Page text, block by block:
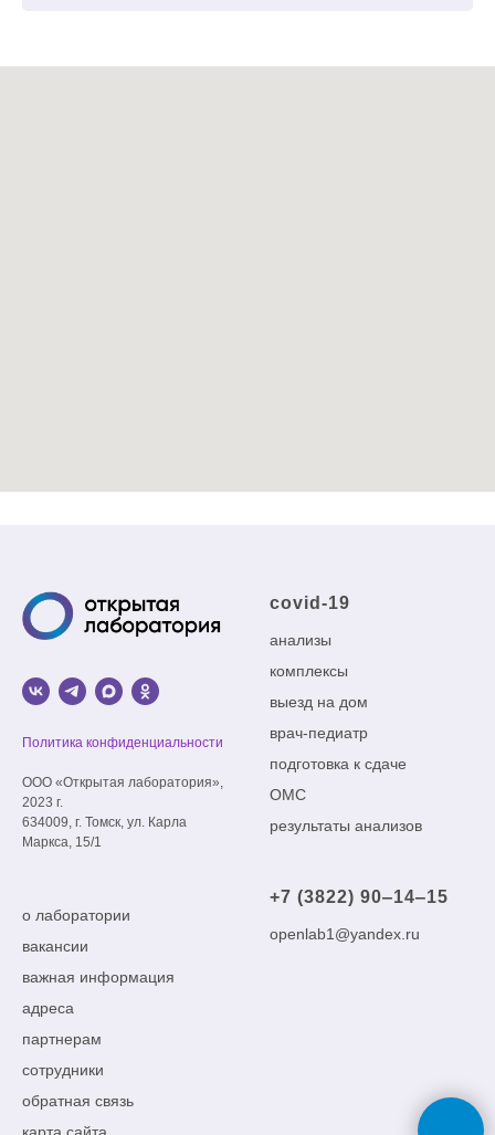
Политика конфиденциальности
ООО «Открытая лаборатория»,
2023 г.
634009, г. Томск, ул. Карла
Маркса, 15/1
covid-19
анализы
комплексы
выезд на дом
врач-педиатр
подготовка к сдаче
ОМС
результаты анализов
о лаборатории
вакансии
важная информация
адреса
партнерам
сотрудники
обратная связь
+7 (3822) 90‒14‒15
openlab1@yandex.ru